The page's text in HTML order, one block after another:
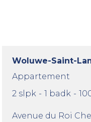
Woluwe-Saint-
Appartement
2 slpk - 1 badk -
Avenue du Roi